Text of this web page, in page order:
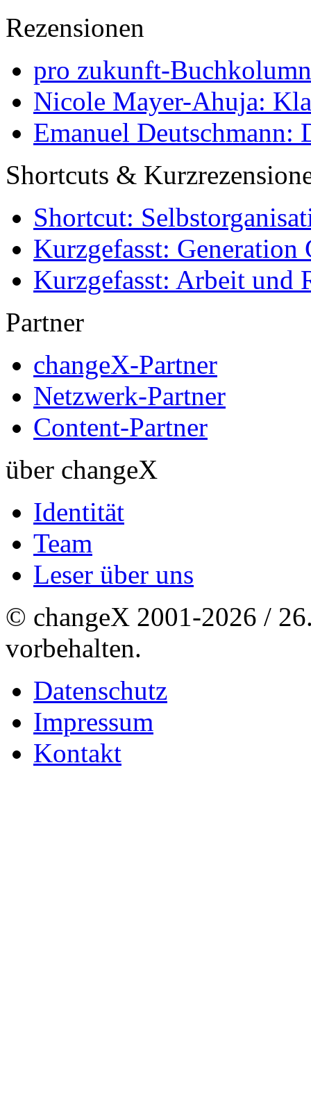
Rezensionen
pro zukunft-
Nicole Mayer-Ahuja:
Emanuel Deutschmann:
Shortcuts &
Shortcut:
Kurzgefasst: Generation
Kurzgefasst: Arbeit und
Partner
changeX-Partner
Netzwerk-Partner
Content-Partner
über changeX
Identität
Team
Leser über uns
© changeX 2001-2026 /
vorbehalten.
Datenschutz
Impressum
Kontakt